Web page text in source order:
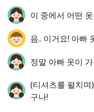
이 중에서 어떤
음.. 이거요! 아빠
정말 아빠 옷이
(티셔츠를 펼치
구나!